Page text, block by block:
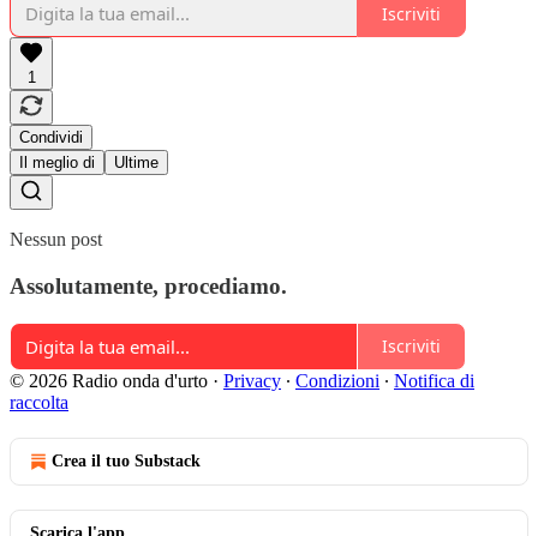
Iscriviti
1
Condividi
Il meglio di
Ultime
Nessun post
Assolutamente, procediamo.
Iscriviti
© 2026 Radio onda d'urto · Privacy ∙ Condizioni ∙ Notifica di
raccolta
Crea il tuo Substack